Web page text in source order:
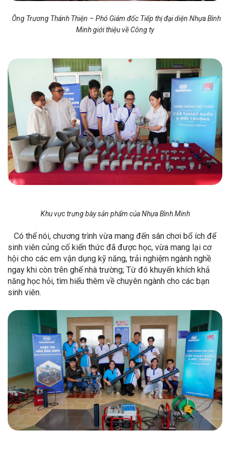
Ông Trương Thánh Thiện – Phó Giám đốc Tiếp thị đại diện Nhựa Bình
Minh giới thiệu về Công ty
Khu vực trưng bày sản phẩm của Nhựa Bình Minh
Có thể nói, chương trình vừa mang đến sân chơi bổ ích để
sinh viên củng cố kiến thức đã được học, vừa mang lại cơ
hội cho các em vận dụng kỹ năng, trải nghiệm ngành nghề
ngay khi còn trên ghế nhà trường; Từ đó khuyến khích khả
năng học hỏi, tìm hiểu thêm về chuyên ngành cho các bạn
sinh viên.